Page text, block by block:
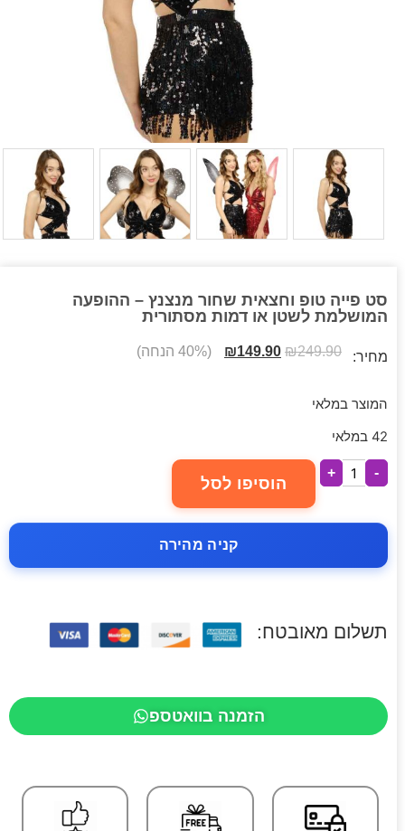
סט פייה טופ וחצאית שחור מנצנץ – ההופעה
המושלמת לשטן או דמות מסתורית
מחיר: ₪249.90
₪149.90 (40% הנחה)
המוצר במלאי
42 במלאי
-
+
הוסיפו לסל
קניה מהירה
תשלום מאובטח:
הזמנה בוואטספ